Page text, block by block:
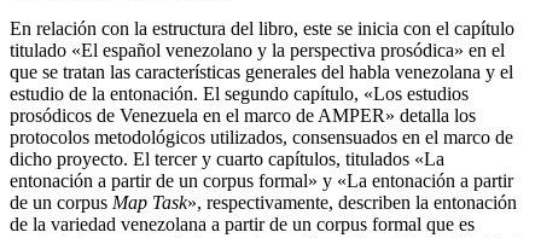
En relación con la estructura del libro, este se inicia con el capítulo
titulado «El español venezolano y la perspectiva prosódica» en el
que se tratan las características generales del habla venezolana y el
estudio de la entonación. El segundo capítulo, «Los estudios
prosódicos de Venezuela en el marco de AMPER» detalla los
protocolos metodológicos utilizados, consensuados en el marco de
dicho proyecto. El tercer y cuarto capítulos, titulados «La
entonación a partir de un corpus formal» y «La entonación a partir
de un corpus Map Task», respectivamente, describen la entonación
de la variedad venezolana a partir de un corpus formal que es